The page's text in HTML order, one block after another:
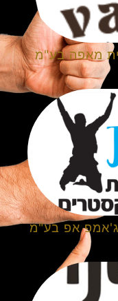
מאפה בע"מ
ג'אמפ אפ בע"מ